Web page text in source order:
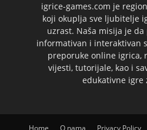
igrice-games.com je
koji okuplja sve ljubitelje
uzrast. Naša misija je
informativan i interaktivan
preporuke online igrica,
vijesti, tutorijale, kao i
edukativne igre
Home O nama Privacy Policy